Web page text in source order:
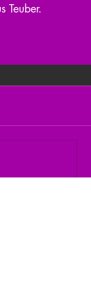
Teuber.